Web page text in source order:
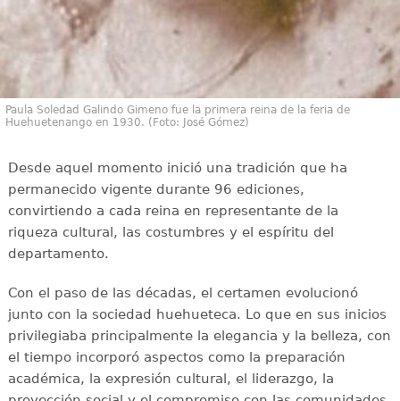
Paula Soledad Galindo Gimeno fue la primera reina de la feria de
Huehuetenango en 1930. (Foto: José Gómez)
Desde aquel momento inició una tradición que ha
permanecido vigente durante 96 ediciones,
convirtiendo a cada reina en representante de la
riqueza cultural, las costumbres y el espíritu del
departamento.
Con el paso de las décadas, el certamen evolucionó
junto con la sociedad huehueteca. Lo que en sus inicios
privilegiaba principalmente la elegancia y la belleza, con
el tiempo incorporó aspectos como la preparación
académica, la expresión cultural, el liderazgo, la